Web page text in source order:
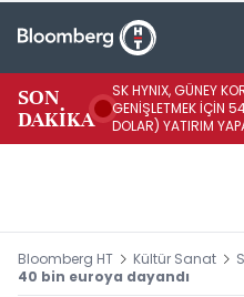
SON
DAKİKA
SK HYNIX, GÜNEY
GENİŞLETMEK İÇİN
DOLAR) YATIRIM
Bloomberg HT Kültür Sanat
40 bin euroya dayandı